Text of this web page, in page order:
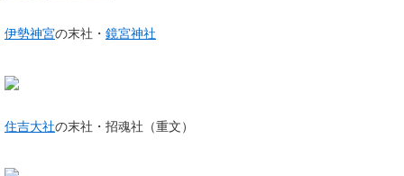
伊勢神宮の末社・ 鏡宮神社
住吉大社の末社・招魂社（重文）